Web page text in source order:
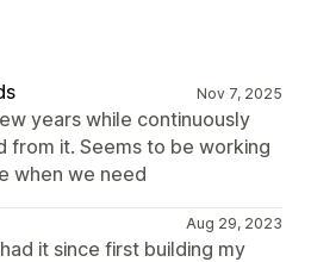
Nov 7, 2025
years while continuously
from it. Seems to be working
when we need
Aug 29, 2023
it since first building my